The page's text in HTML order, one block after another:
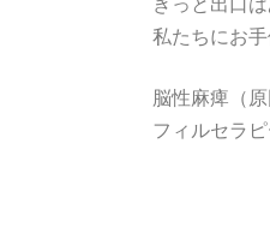
きっと出口は
私たちにお手
脳性麻痺（
フィルセラ